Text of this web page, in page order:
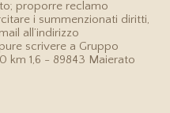
proporre reclamo
i summenzionati diritti,
all’indirizzo
scrivere a Gruppo
km 1,6 - 89843 Maierato